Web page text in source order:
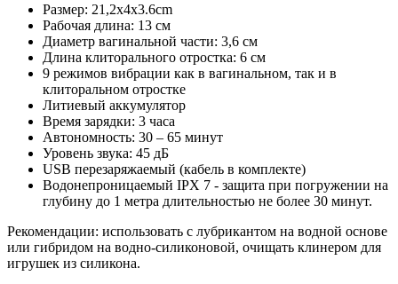
Размер: 21,2x4x3.6cm
Рабочая длина: 13 см
Диаметр вагинальной части: 3,6 см
Длина клиторального отростка: 6 см
9 режимов вибрации как в вагинальном, так и в
клиторальном отростке
Литиевый аккумулятор
Время зарядки: 3 часа
Автономность: 30 – 65 минут
Уровень звука: 45 дБ
USB перезаряжаемый (кабель в комплекте)
Водонепроницаемый IPX 7 - защита при погружении на
глубину до 1 метра длительностью не более 30 минут.
Рекомендации: использовать с лубрикантом на водной основе
или гибридом на водно-силиконовой, очищать клинером для
игрушек из силикона.